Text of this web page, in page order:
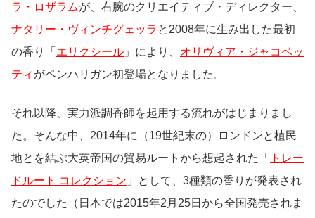
ラ・ロザラムが、右腕のクリエイティブ・ディレクター、
ナタリー・ヴィンチグェッラ と2008年に生み出した最初
の香り「 エリクシール 」により、 オリヴィア・ジャコベッ
ティ がペンハリガン初登場となりました。
それ以降、実力派調香師を起用する流れがはじまりまし
た。そんな中、2014年に（19世紀末の）ロンドンと植民
地とを結ぶ大英帝国の貿易ルートから想起された「
トレー
ドルート コレクション 」として、3種類の香りが発表され
たのでした（日本では2015年2月25日から全国発売されま